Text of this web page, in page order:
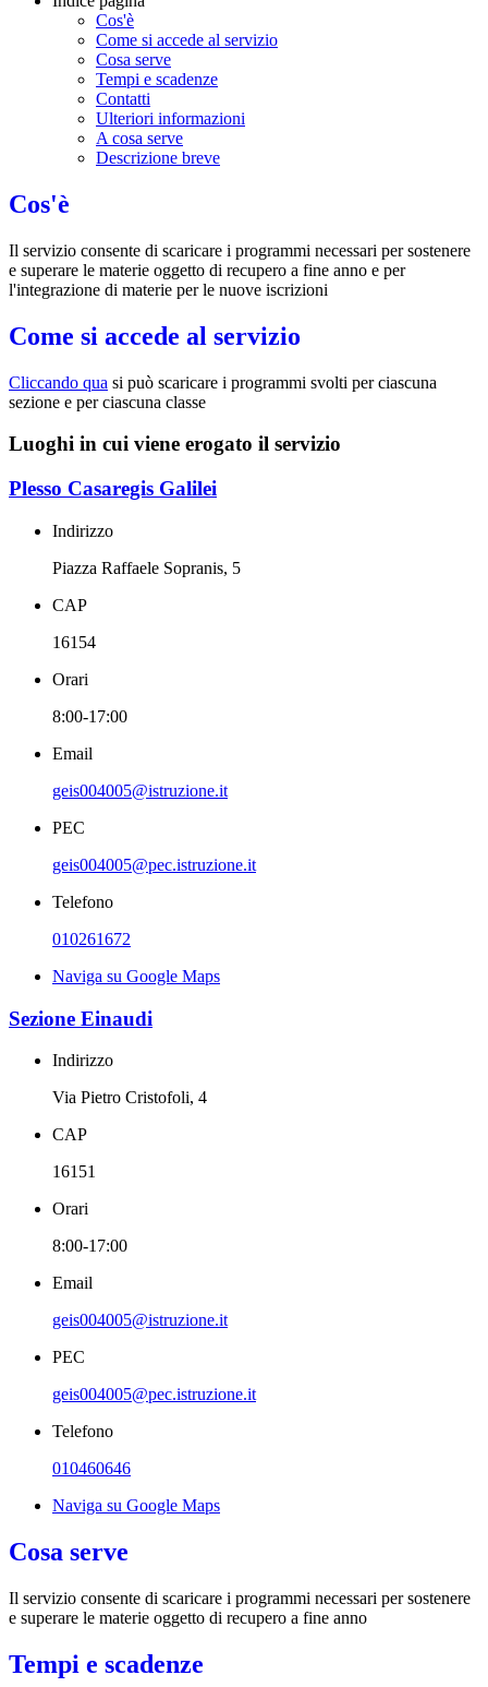
Cos'è
Come si accede al servizio
Cosa serve
Tempi e scadenze
Contatti
Ulteriori informazioni
A cosa serve
Descrizione breve
Cos'è
Il servizio consente di scaricare i programmi necessari per sostenere
e superare le materie oggetto di recupero a fine anno e per
l'integrazione di materie per le nuove iscrizioni
Come si accede al servizio
Cliccando qua si può scaricare i programmi svolti per ciascuna
sezione e per ciascuna classe
Luoghi in cui viene erogato il servizio
Plesso Casaregis Galilei
Indirizzo
Piazza Raffaele Sopranis, 5
CAP
16154
Orari
8:00-17:00
Email
geis004005@istruzione.it
PEC
geis004005@pec.istruzione.it
Telefono
010261672
Naviga su Google Maps
Sezione Einaudi
Indirizzo
Via Pietro Cristofoli, 4
CAP
16151
Orari
8:00-17:00
Email
geis004005@istruzione.it
PEC
geis004005@pec.istruzione.it
Telefono
010460646
Naviga su Google Maps
Cosa serve
Il servizio consente di scaricare i programmi necessari per sostenere
e superare le materie oggetto di recupero a fine anno
Tempi e scadenze